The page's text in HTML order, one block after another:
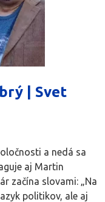
| Svet
a nedá sa
aj Martin
začína slovami: „Na
politikov, ale aj